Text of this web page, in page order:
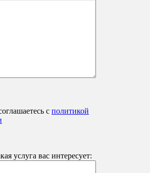
с политикой
услуга вас интересует: